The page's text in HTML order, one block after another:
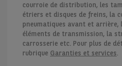
courroie de distribution, les
étriers et disques de freins, la
pneumatiques avant et arrière,
éléments de transmission, la
carrosserie etc. Pour plus de
rubrique Garanties et services